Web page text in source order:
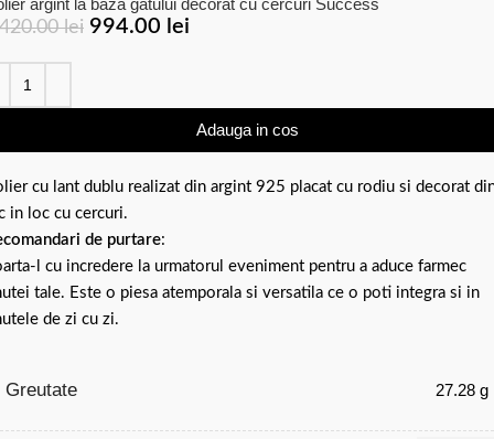
argint la baza gatului decorat cu cercuri Success
lei 994.00 lei
Adauga in cos
cu lant dublu realizat din argint 925 placat cu rodiu si decorat
in loc cu cercuri.
de purtare:
l cu incredere la urmatorul eveniment pentru a aduce farmec
tale. Este o piesa atemporala si versatila ce o poti integra si in
de zi cu zi.
Greutate 27.28 g